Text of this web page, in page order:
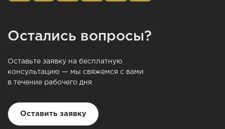
Остались вопросы?
Оставьте заявку на бесплатную
консультацию — мы свяжемся с вами
в течение рабочего дня
Оставить заявку